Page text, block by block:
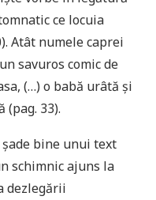
ce locuia
Atât numele caprei
savuros comic de
(…) o babă urâtă și
(pag. 33).
bine unui text
schimnic ajuns la
dezlegării